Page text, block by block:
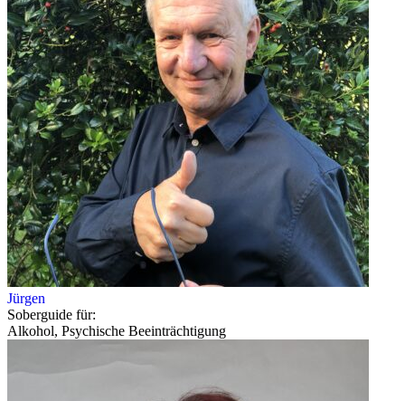
Jürgen
Soberguide für:
Alkohol, Psychische Beeinträchtigung